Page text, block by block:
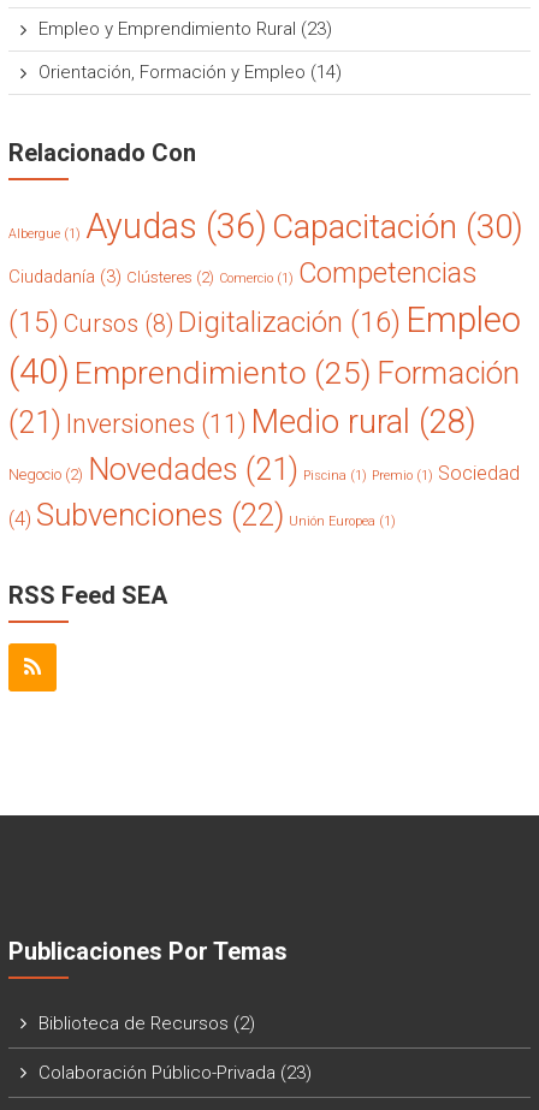
Empleo y Emprendimiento Rural (23)
Orientación, Formación y Empleo (14)
Relacionado Con
Albergue(1) Ayudas (36) Capacitación (30)
Ciudadanía (3) Clústeres (2) Comercio(1) Competencias
(15) Cursos (8) Digitalización (16) Empleo
(40) Emprendimiento (25) Formación
(21) Inversiones (11) Medio rural (28)
Negocio(2) Novedades (21) Piscina (1) Premio(1) Sociedad
(4) Subvenciones (22) Unión Europea (1)
RSS Feed SEA
Publicaciones Por Temas
Biblioteca de Recursos (2)
Colaboración Público-Privada (23)